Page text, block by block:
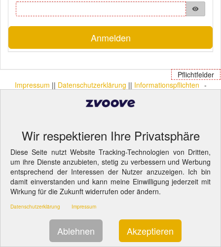
visibility
Anmelden
Pflichtfelder
Impressum || Datenschutzerklärung || Informationspflichten -
Wir respektieren Ihre Privatsphäre
Diese Seite nutzt Website Tracking-Technologien von Dritten,
um ihre Dienste anzubieten, stetig zu verbessern und Werbung
entsprechend der Interessen der Nutzer anzuzeigen. Ich bin
damit einverstanden und kann meine Einwilligung jederzeit mit
Wirkung für die Zukunft widerrufen oder ändern.
Datenschutzerklärung Impressum
Ablehnen Akzeptieren